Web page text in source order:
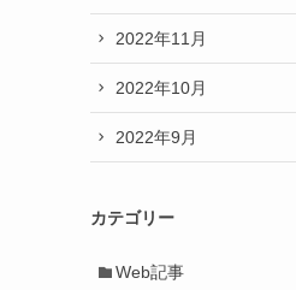
2022年11月
2022年10月
2022年9月
カテゴリー
Web記事